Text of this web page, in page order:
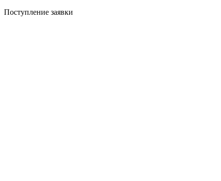
Поступление заявки